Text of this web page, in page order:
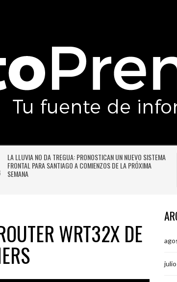
LA LLUVIA NO DA TREGUA: PRONOSTICAN UN NUEVO SISTEMA
FRONTAL PARA SANTIAGO A COMIENZOS DE LA PRÓXIMA
SEMANA
WRT32X DE